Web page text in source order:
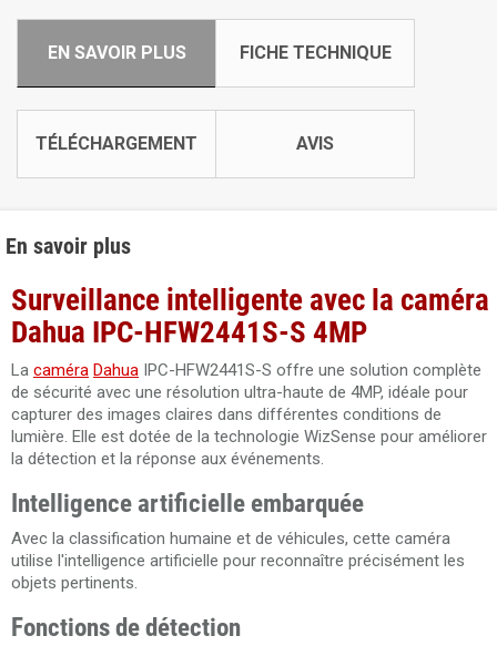
EN SAVOIR PLUS FICHE TECHNIQUE
TÉLÉCHARGEMENT AVIS
En savoir plus
Surveillance intelligente avec la caméra
Dahua IPC-HFW2441S-S 4MP
La caméra Dahua IPC-HFW2441S-S offre une solution complète
de sécurité avec une résolution ultra-haute de 4MP, idéale pour
capturer des images claires dans différentes conditions de
lumière. Elle est dotée de la technologie WizSense pour améliorer
la détection et la réponse aux événements.
Intelligence artificielle embarquée
Avec la classification humaine et de véhicules, cette caméra
utilise l'intelligence artificielle pour reconnaître précisément les
objets pertinents.
Fonctions de détection